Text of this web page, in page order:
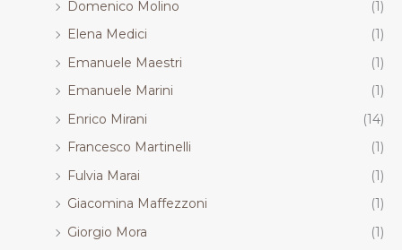
Domenico Molino
(1)
Elena Medici
(1)
Emanuele Maestri
(1)
Emanuele Marini
(1)
Enrico Mirani
(14)
Francesco Martinelli
(1)
Fulvia Marai
(1)
Giacomina Maffezzoni
(1)
Giorgio Mora
(1)